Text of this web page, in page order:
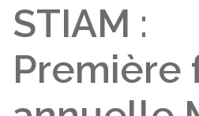
STIAM :
Première